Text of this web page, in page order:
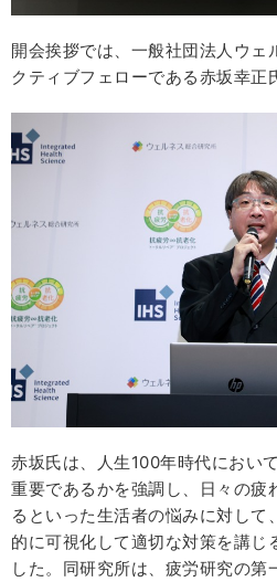
開会挨拶では、一般社団法人ウェ
クティブフェローである赤坂幸正
赤坂氏は、人生100年時代におい
重要であるかを強調し、日々の疲
るといった生活者の悩みに対して
的に可視化して適切な対策を講じ
した。同研究所は、疲労研究の第